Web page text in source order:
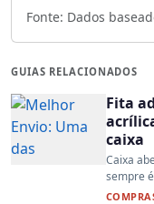
Fonte: Dados
GUIAS RELACIONADOS
Fita
caixa
Caixa
sempre